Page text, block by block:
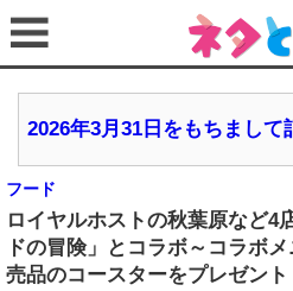
2026年3月31日をもちまし
フード
ロイヤルホストの秋葉原など4
ドの冒険」とコラボ～コラボ
売品のコースターをプレゼント